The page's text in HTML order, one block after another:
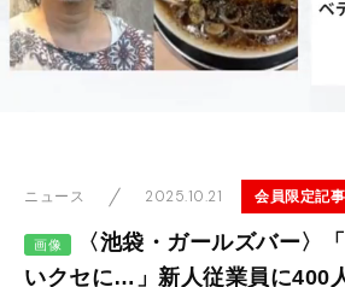
ニュース 2025.10.21 会員限定記事
画像
〈池袋・ガールズバー〉
いクセに…」新人従業員に400